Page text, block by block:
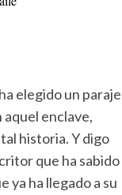
elegido un paraje
aquel enclave,
historia. Y digo
que ha sabido
ya ha llegado a su